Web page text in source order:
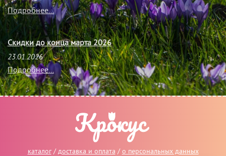
Подробнее...
Скидки до конца марта 2026
23.01.2026
Подробнее...
каталог /доставка и оплата /о персональных данных